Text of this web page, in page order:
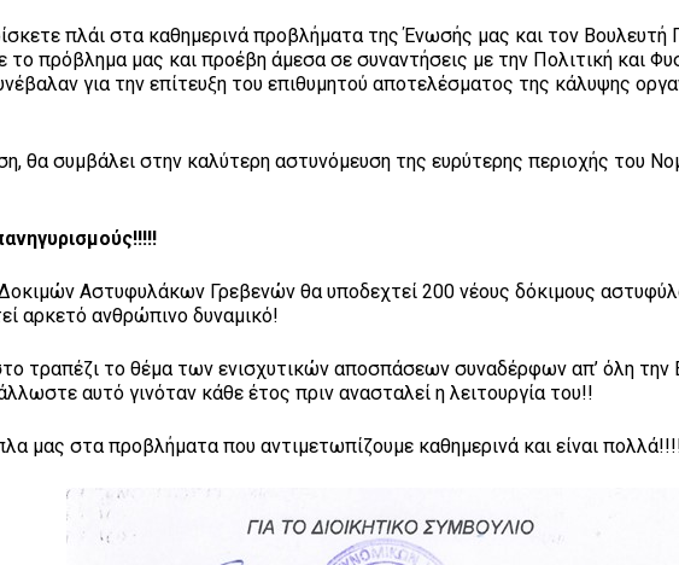
πλάι στα καθημερινά προβλήματα της Ένωσής μας και τον Βουλευτή
το πρόβλημα μας και προέβη άμεσα σε συναντήσεις με την Πολιτική και
για την επίτευξη του επιθυμητού αποτελέσματος της κάλυψης
θα συμβάλει στην καλύτερη αστυνόμευση της ευρύτερης περιοχής του
Αστυφυλάκων Γρεβενών θα υποδεχτεί 200 νέους δόκιμους
αρκετό ανθρώπινο δυναμικό!
τραπέζι το θέμα των ενισχυτικών αποσπάσεων συναδέρφων απ’ όλη την
αυτό γινόταν κάθε έτος πριν ανασταλεί η λειτουργία του!!
μας στα προβλήματα που αντιμετωπίζουμε καθημερινά και είναι